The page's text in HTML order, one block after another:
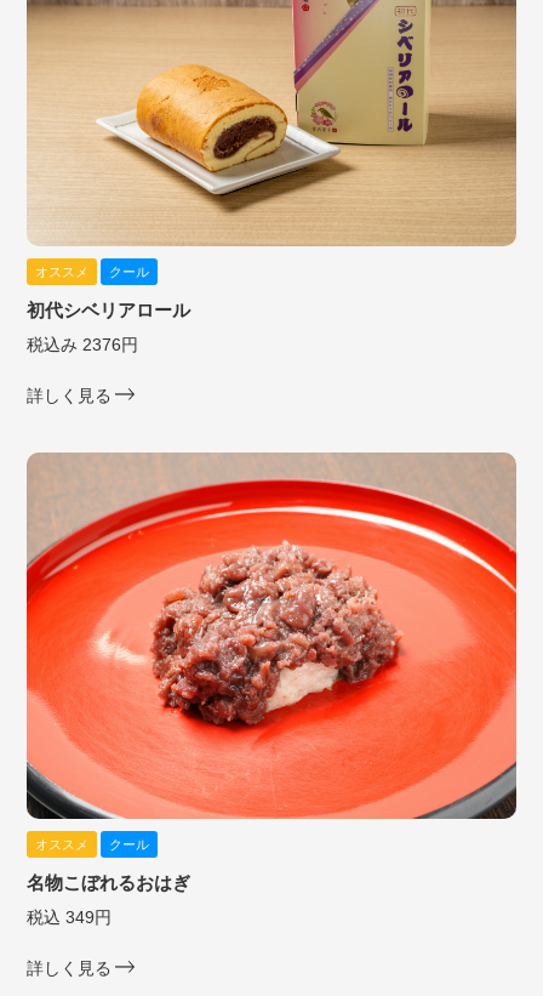
オススメ クール
初代シベリアロール
税込み 2376円
詳しく見る
オススメ クール
名物こぼれるおはぎ
税込 349円
詳しく見る